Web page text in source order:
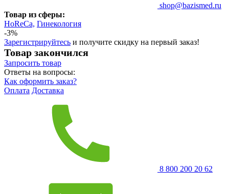
shop@bazismed.ru
Товар из сферы:
HoReCa, Гинекология
-3%
Зарегистрируйтесь и получите скидку на первый заказ!
Товар закончился
Запросить товар
Ответы на вопросы:
Как оформить заказ?
Оплата Доставка
8 800 200 20 62